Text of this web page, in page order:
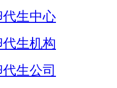
代生中心
生机构
生公司